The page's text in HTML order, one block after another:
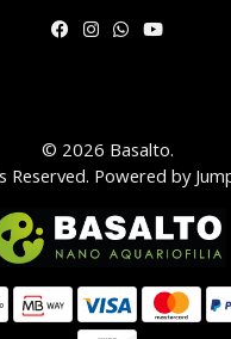
© 2026 Basalto.
Reserved. Powered by